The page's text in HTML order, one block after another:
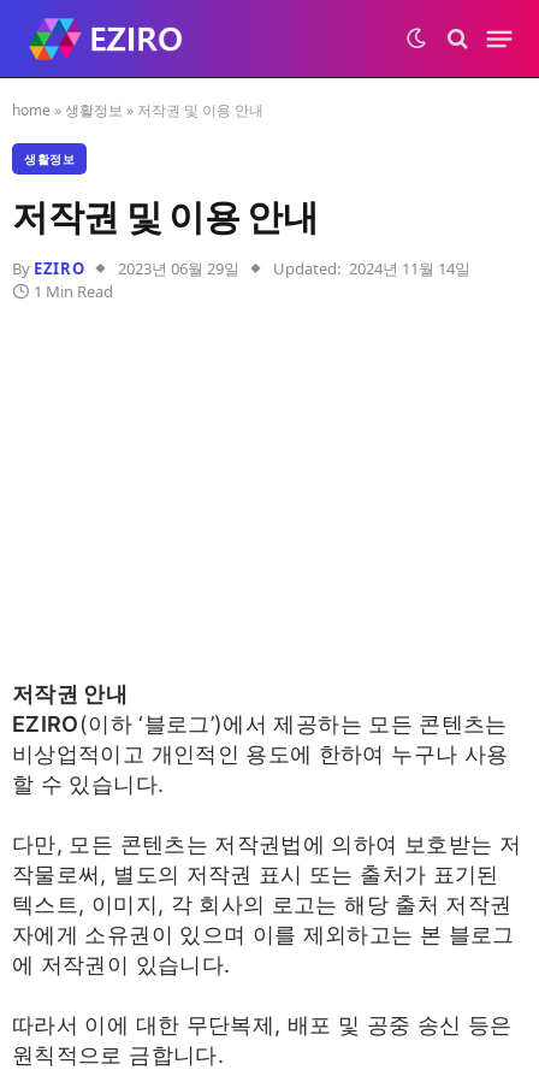
home »생활정보 » 저작권 및 이용 안내
생활정보
저작권 및 이용 안내
By EZIRO 2023년 06월 29일 Updated: 2024년 11월 14일
1 Min Read
저작권 안내
EZIRO(이하 ‘블로그’)에서 제공하는 모든 콘텐츠는
비상업적이고 개인적인 용도에 한하여 누구나 사용
할 수 있습니다.
다만, 모든 콘텐츠는 저작권법에 의하여 보호받는 저
작물로써, 별도의 저작권 표시 또는 출처가 표기된
텍스트, 이미지, 각 회사의 로고는 해당 출처 저작권
자에게 소유권이 있으며 이를 제외하고는 본 블로그
에 저작권이 있습니다.
따라서 이에 대한 무단복제, 배포 및 공중 송신 등은
원칙적으로 금합니다.